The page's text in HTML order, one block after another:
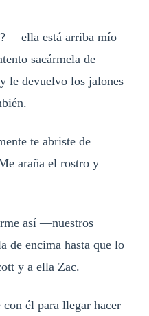
—ella está arriba mío
sacármela de
le devuelvo los jalones
te abriste de
araña el rostro y
así —nuestros
de encima hasta que lo
y a ella Zac.
él para llegar hacer